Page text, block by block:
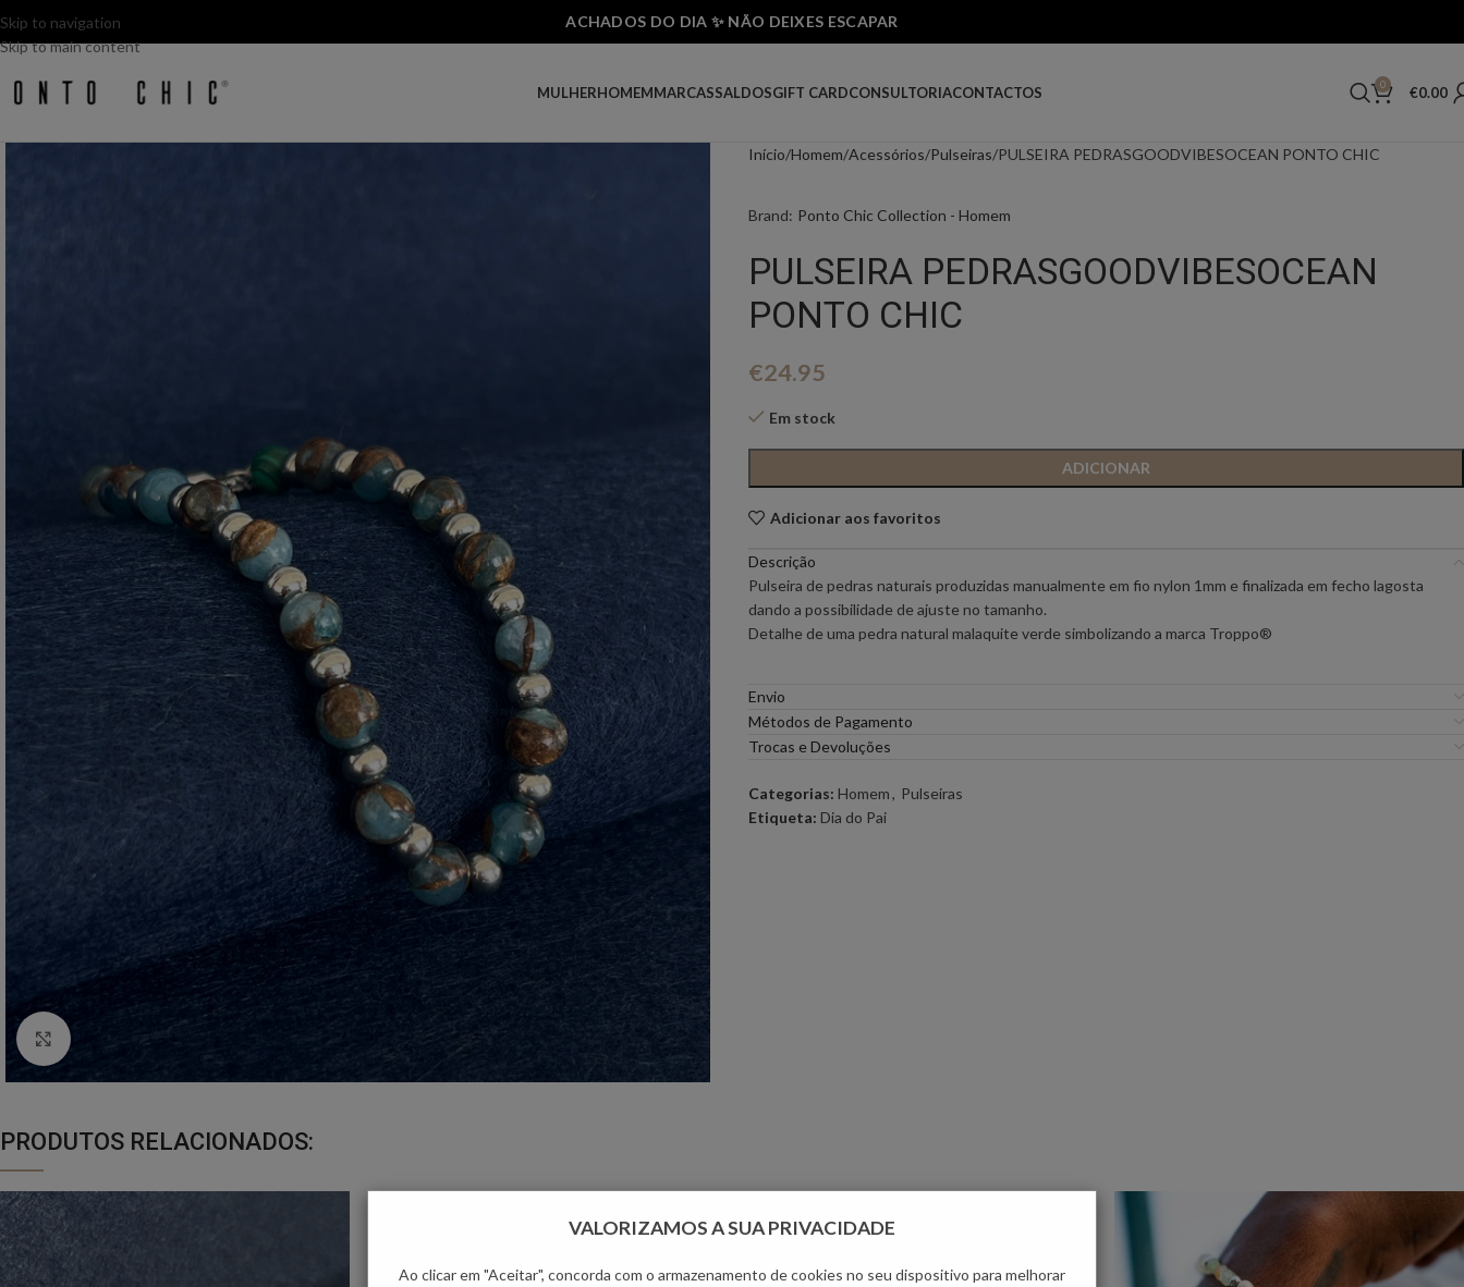
Skip to navigation
Skip to main content
ACHADOS DO DIA ✨ NÃO DEIXES ESCAPAR
MULHERHOMEMMARCAS
PONTO CHIC COLLECTION – PONTO CHIC PREMIUM
FERRACHE
LOCOLUXO
SCOTCH & SODA SEMICOUTURE
SALDOSGIFT CARDCONSULTORIACONTACTOS 0 €0.00
Click to enlarge
Início Homem Acessórios Pulseiras PULSEIRA PEDRASGOODVIBESOCEAN PONTO CHIC
Brand: Ponto Chic Collection - Homem
PULSEIRA PEDRASGOODVIBESOCEAN
PONTO CHIC
€24.95
Em stock
ADICIONAR
Adicionar aos favoritos
Descrição
Pulseira de pedras naturais produzidas manualmente em fio nylon 1mm e finalizada em fecho lagosta
dando a possibilidade de ajuste no tamanho.
Detalhe de uma pedra natural malaquite verde simbolizando a marca Troppo®️
Envio
Métodos de Pagamento
Trocas e Devoluções
Categorias: Homem, Pulseiras
Etiqueta: Dia do Pai
PRODUTOS RELACIONADOS:
VALORIZAMOS A SUA PRIVACIDADE
Ao clicar em "Aceitar", concorda com o armazenamento de cookies no seu dispositivo para melhorar